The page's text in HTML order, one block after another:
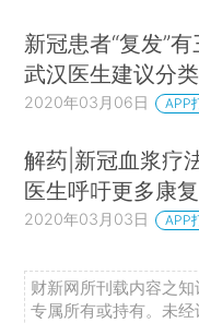
新冠患者“复发”
武汉医生建议分
2020年03月06日 APP
解药|新冠血浆疗
医生呼吁更多康
2020年03月03日 APP
财新网所刊载内容之
专属所有或持有。未